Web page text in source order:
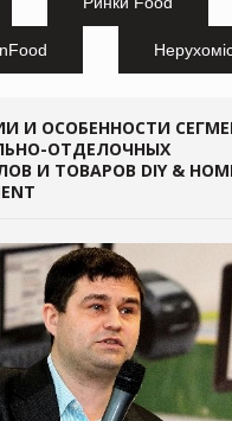
И ОСОБЕННОСТИ
ОТДЕЛОЧНЫХ
И ТОВАРОВ DIY &